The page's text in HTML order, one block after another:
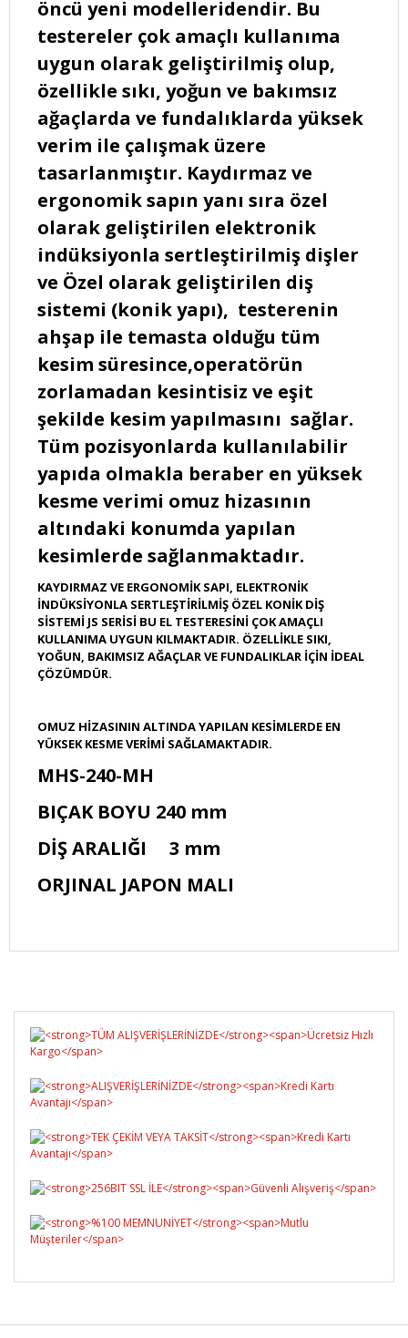
öncü yeni modelleridendir. Bu
testereler çok amaçlı kullanıma
uygun olarak geliştirilmiş olup,
özellikle sıkı, yoğun ve bakımsız
ağaçlarda ve fundalıklarda yüksek
verim ile çalışmak üzere
tasarlanmıştır. Kaydırmaz ve
ergonomik sapın yanı sıra özel
olarak geliştirilen elektronik
indüksiyonla sertleştirilmiş dişler
ve Özel olarak geliştirilen diş
sistemi (konik yapı), testerenin
ahşap ile temasta olduğu tüm
kesim süresince,operatörün
zorlamadan kesintisiz ve eşit
şekilde kesim yapılmasını sağlar.
Tüm pozisyonlarda kullanılabilir
yapıda olmakla beraber en yüksek
kesme verimi omuz hizasının
altındaki konumda yapılan
kesimlerde sağlanmaktadır.
KAYDIRMAZ VE ERGONOMİK SAPI, ELEKTRONİK
İNDÜKSİYONLA SERTLEŞTİRİLMİŞ ÖZEL KONİK DİŞ
SİSTEMİ JS SERİSİ BU EL TESTERESİNİ ÇOK AMAÇLI
KULLANIMA UYGUN KILMAKTADIR. ÖZELLİKLE SIKI,
YOĞUN, BAKIMSIZ AĞAÇLAR VE FUNDALIKLAR İÇİN İDEAL
ÇÖZÜMDÜR.
OMUZ HİZASININ ALTINDA YAPILAN KESİMLERDE EN
YÜKSEK KESME VERİMİ SAĞLAMAKTADIR.
MHS-240-MH
BIÇAK BOYU 240 mm
DİŞ ARALIĞI 3 mm
ORJINAL JAPON MALI
Yorum Yaz